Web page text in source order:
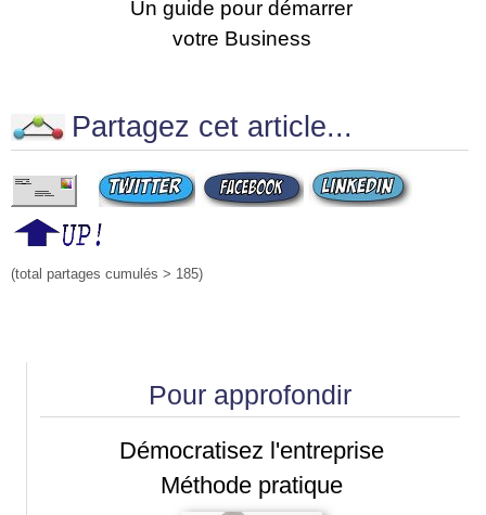
Un guide pour démarrer
votre Business
Partagez cet article...
(total partages cumulés > 185)
Pour approfondir
Démocratisez l'entreprise
Méthode pratique